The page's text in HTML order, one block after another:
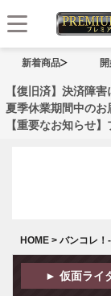
メニュー
新着商品
【復旧済】決済障
夏季休業期間中のお
【重要なお知らせ
HOME > バンコレ！
► 仮面ライ